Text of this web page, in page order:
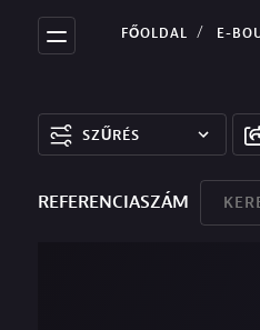
FŐOLDAL E-
SZŰRÉS
REFERENCIASZÁM